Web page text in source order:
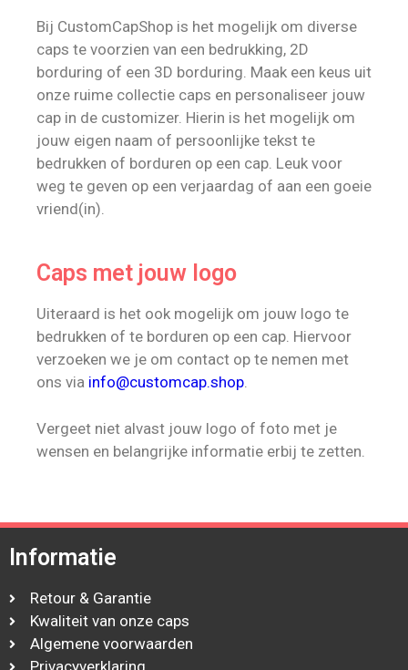
Bij CustomCapShop is het mogelijk om diverse
caps te voorzien van een bedrukking, 2D
borduring of een 3D borduring. Maak een keus uit
onze ruime collectie caps en personaliseer jouw
cap in de customizer. Hierin is het mogelijk om
jouw eigen naam of persoonlijke tekst te
bedrukken of borduren op een cap. Leuk voor
weg te geven op een verjaardag of aan een goeie
vriend(in).
Caps met jouw logo
Uiteraard is het ook mogelijk om jouw logo te
bedrukken of te borduren op een cap. Hiervoor
verzoeken we je om contact op te nemen met
ons via info@customcap.shop.
Vergeet niet alvast jouw logo of foto met je
wensen en belangrijke informatie erbij te zetten.
Informatie
Retour & Garantie
Kwaliteit van onze caps
Algemene voorwaarden